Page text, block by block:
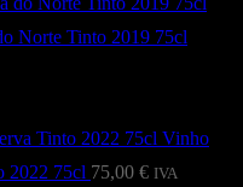
Norte Tinto 2019 75cl
Vinho
2022 75cl 75,00 € IVA